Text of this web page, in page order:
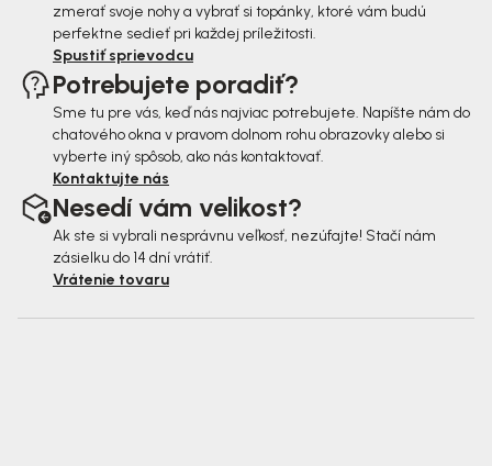
zmerať svoje nohy a vybrať si topánky, ktoré vám budú
perfektne sedieť pri každej príležitosti.
Spustiť sprievodcu
Potrebujete poradiť?
Sme tu pre vás, keď nás najviac potrebujete. Napíšte nám do
chatového okna v pravom dolnom rohu obrazovky alebo si
vyberte iný spôsob, ako nás kontaktovať.
Kontaktujte nás
Nesedí vám velikost?
Ak ste si vybrali nesprávnu veľkosť, nezúfajte! Stačí nám
zásielku do 14 dní vrátiť.
Vrátenie tovaru